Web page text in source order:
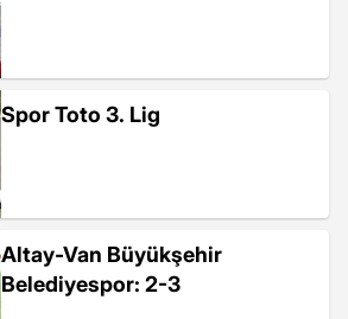
Spor Toto 3. Lig
Altay-Van Büyükşehir
Belediyespor: 2-3